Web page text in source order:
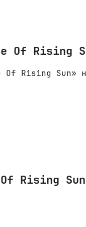
Of Rising
Of Rising Sun»
Rising